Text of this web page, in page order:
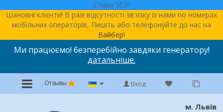
Слава ЗСУ!
Шановні клієнти! В разі відсутності зв'язку із нами по номерах
мобільних операторів, Пишіть або телефонуйте до нас на
Вайбер!
Ми працюємо! безперебійно завдяки генератору!
датальніше.
Отзывы Вход
м. Львів